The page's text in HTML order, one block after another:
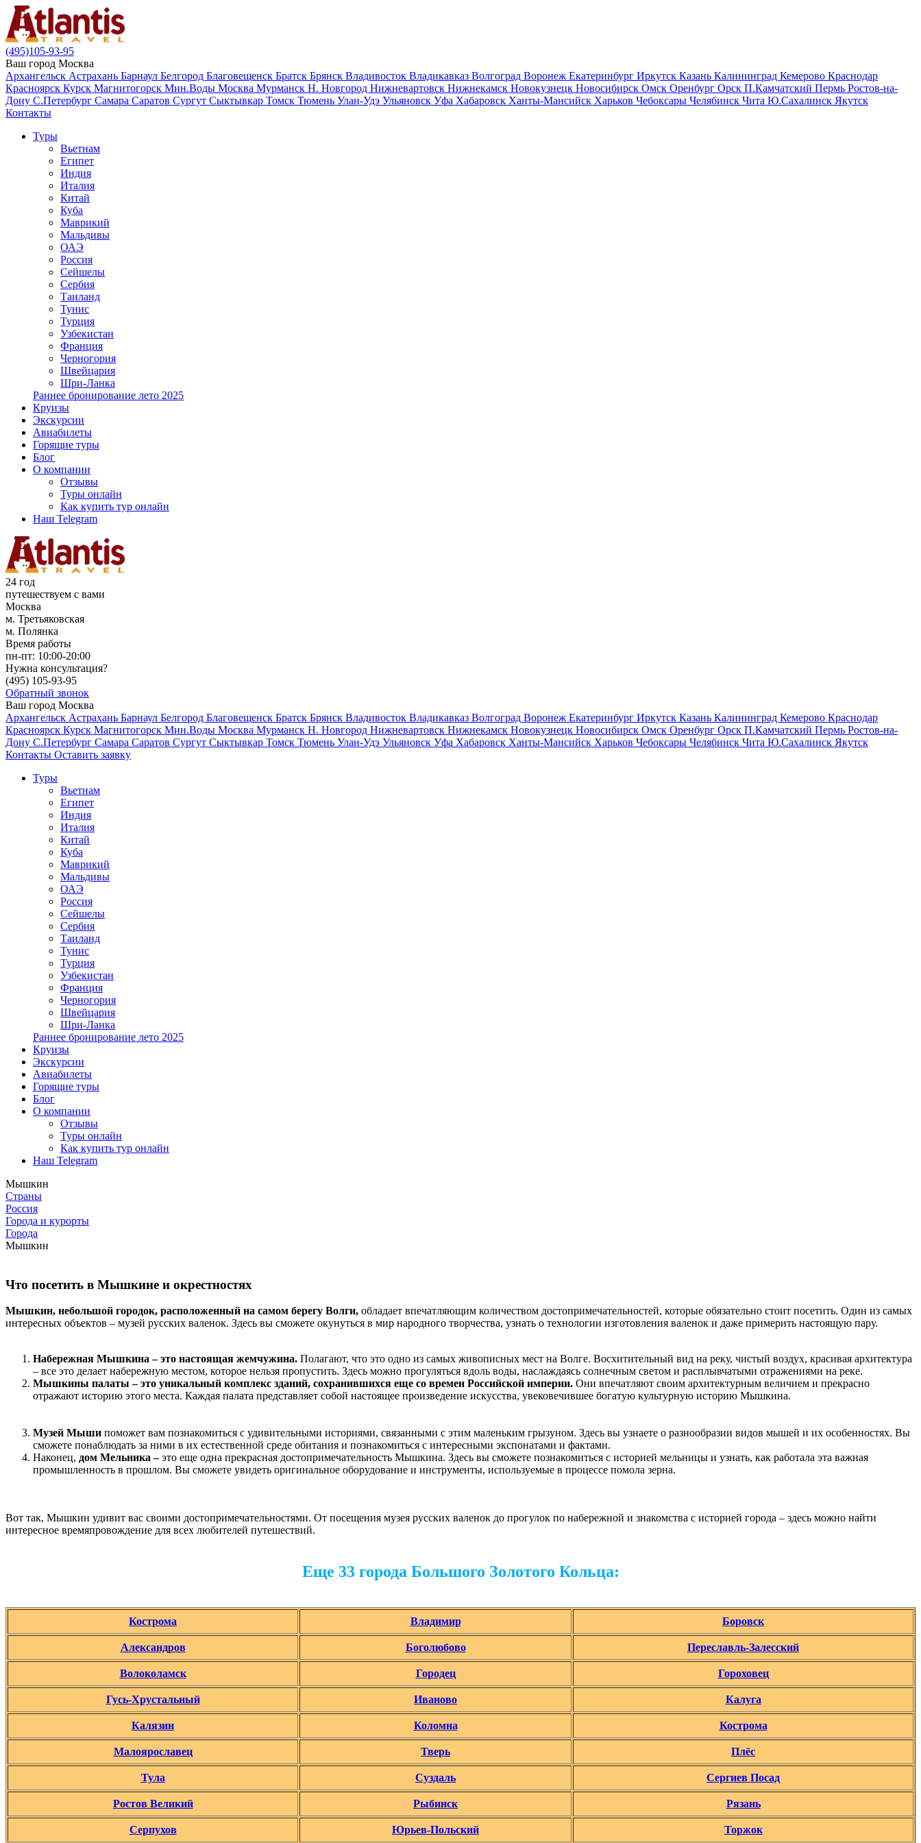
(495)105-93-95
Ваш город Москва
Архангельск Астрахань Барнаул Белгород Благовещенск Братск Брянск Владивосток Владикавказ Волгоград Воронеж Екатеринбург Иркутск Казань Калининград Кемерово Краснодар
Красноярск Курск Магнитогорск Мин.Воды Москва Мурманск Н. Новгород Нижневартовск Нижнекамск Новокузнецк Новосибирск Омск Оренбург Орск П.Камчатский Пермь Ростов-на-
Дону С.Петербург Самара Саратов Сургут Сыктывкар Томск Тюмень Улан-Удэ Ульяновск Уфа Хабаровск Ханты-Мансийск Харьков Чебоксары Челябинск Чита Ю.Сахалинск Якутск
Контакты
Туры
Вьетнам
Египет
Индия
Италия
Китай
Куба
Маврикий
Мальдивы
ОАЭ
Россия
Сейшелы
Сербия
Таиланд
Тунис
Турция
Узбекистан
Франция
Черногория
Швейцария
Шри-Ланка
Раннее бронирование лето 2025
Круизы
Экскурсии
Авиабилеты
Горящие туры
Блог
О компании
Отзывы
Туры онлайн
Как купить тур онлайн
Наш Telegram
24 год
путешествуем с вами
Москва
м. Третьяковская
м. Полянка
Время работы
пн-пт: 10:00-20:00
Нужна консультация?
(495) 105-93-95
Обратный звонок
Ваш город Москва
Архангельск Астрахань Барнаул Белгород Благовещенск Братск Брянск Владивосток Владикавказ Волгоград Воронеж Екатеринбург Иркутск Казань Калининград Кемерово Краснодар
Красноярск Курск Магнитогорск Мин.Воды Москва Мурманск Н. Новгород Нижневартовск Нижнекамск Новокузнецк Новосибирск Омск Оренбург Орск П.Камчатский Пермь Ростов-на-
Дону С.Петербург Самара Саратов Сургут Сыктывкар Томск Тюмень Улан-Удэ Ульяновск Уфа Хабаровск Ханты-Мансийск Харьков Чебоксары Челябинск Чита Ю.Сахалинск Якутск
Контакты Оставить заявку
Туры
Вьетнам
Египет
Индия
Италия
Китай
Куба
Маврикий
Мальдивы
ОАЭ
Россия
Сейшелы
Сербия
Таиланд
Тунис
Турция
Узбекистан
Франция
Черногория
Швейцария
Шри-Ланка
Раннее бронирование лето 2025
Круизы
Экскурсии
Авиабилеты
Горящие туры
Блог
О компании
Отзывы
Туры онлайн
Как купить тур онлайн
Наш Telegram
Мышкин
Страны
Россия
Города и курорты
Города
Мышкин
Что посетить в Мышкине и окрестностях
Мышкин, небольшой городок, расположенный на самом берегу Волги, обладает впечатляющим количеством достопримечательностей, которые обязательно стоит посетить. Один из самых
интересных объектов – музей русских валенок. Здесь вы сможете окунуться в мир народного творчества, узнать о технологии изготовления валенок и даже примерить настоящую пару.
Набережная Мышкина – это настоящая жемчужина. Полагают, что это одно из самых живописных мест на Волге. Восхитительный вид на реку, чистый воздух, красивая архитектура
– все это делает набережную местом, которое нельзя пропустить. Здесь можно прогуляться вдоль воды, наслаждаясь солнечным светом и расплывчатыми отражениями на реке.
Мышкины палаты – это уникальный комплекс зданий, сохранившихся еще со времен Российской империи. Они впечатляют своим архитектурным величием и прекрасно
отражают историю этого места. Каждая палата представляет собой настоящее произведение искусства, увековечившее богатую культурную историю Мышкина.
Музей Мыши поможет вам познакомиться с удивительными историями, связанными с этим маленьким грызуном. Здесь вы узнаете о разнообразии видов мышей и их особенностях. Вы
сможете понаблюдать за ними в их естественной среде обитания и познакомиться с интересными экспонатами и фактами.
Наконец, дом Мельника –это еще одна прекрасная достопримечательность Мышкина. Здесь вы сможете познакомиться с историей мельницы и узнать, как работала эта важная
промышленность в прошлом. Вы сможете увидеть оригинальное оборудование и инструменты, используемые в процессе помола зерна.
Вот так, Мышкин удивит вас своими достопримечательностями. От посещения музея русских валенок до прогулок по набережной и знакомства с историей города – здесь можно найти
интересное времяпровождение для всех любителей путешествий.
Еще 33 города Большого Золотого Кольца:
Кострома Владимир Боровск
Александров Боголюбово Переславль-Залесский
Волоколамск Городец Гороховец
Гусь-Хрустальный Иваново Калуга
Калязин Коломна Кострома
Малоярославец Тверь Плёс
Тула Суздаль Сергиев Посад
Ростов Великий Рыбинск Рязань
Серпухов Юрьев-Польский Торжок